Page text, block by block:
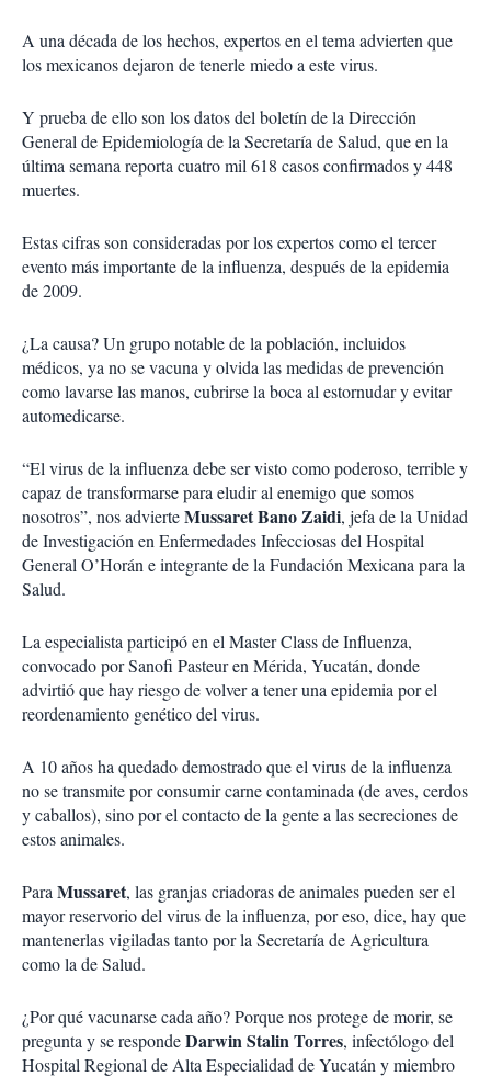
i
r
A una década de los hechos, expertos en el tema advierten que
los mexicanos dejaron de tenerle miedo a este virus.
Y prueba de ello son los datos del boletín de la Dirección
General de Epidemiología de la Secretaría de Salud, que en la
última semana reporta cuatro mil 618 casos confirmados y 448
muertes.
Estas cifras son consideradas por los expertos como el tercer
evento más importante de la influenza, después de la epidemia
de 2009.
¿La causa? Un grupo notable de la población, incluidos
médicos, ya no se vacuna y olvida las medidas de prevención
como lavarse las manos, cubrirse la boca al estornudar y evitar
automedicarse.
“El virus de la influenza debe ser visto como poderoso, terrible y
capaz de transformarse para eludir al enemigo que somos
nosotros”, nos advierteMussaret Bano Zaidi, jefa de la Unidad
de Investigación en Enfermedades Infecciosas del Hospital
General O’Horán e integrante de la Fundación Mexicana para la
Salud.
La especialista participó en el Master Class de Influenza,
convocado por Sanofi Pasteur en Mérida, Yucatán, donde
advirtió que hay riesgo de volver a tener una epidemia por el
reordenamiento genético del virus.
A 10 años ha quedado demostrado que el virus de la influenza
no se transmite por consumir carne contaminada (de aves, cerdos
y caballos), sino por el contacto de la gente a las secreciones de
estos animales.
Para Mussaret, las granjas criadoras de animales pueden ser el
mayor reservorio del virus de la influenza, por eso, dice, hay que
mantenerlas vigiladas tanto por la Secretaría de Agricultura
como la de Salud.
¿Por qué vacunarse cada año? Porque nos protege de morir, se
pregunta y se respondeDarwin Stalin Torres, infectólogo del
Hospital Regional de Alta Especialidad de Yucatán y miembro